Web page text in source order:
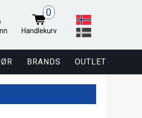
0
Handlekurv
BRANDS OUTLET